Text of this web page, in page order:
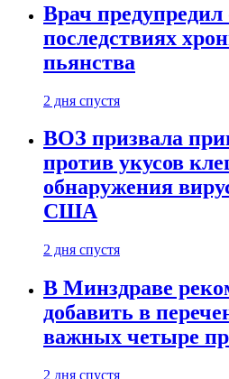
Врач
последствиях
пьянства
2 дня спустя
ВОЗ призвала
против укусов
обнаружения
США
2 дня спустя
В Минздраве
добавить в
важных четыре
2 дня спустя